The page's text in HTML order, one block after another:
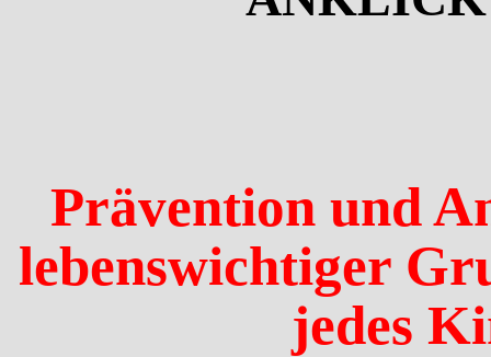
Prävention und
lebenswichtiger
jedes